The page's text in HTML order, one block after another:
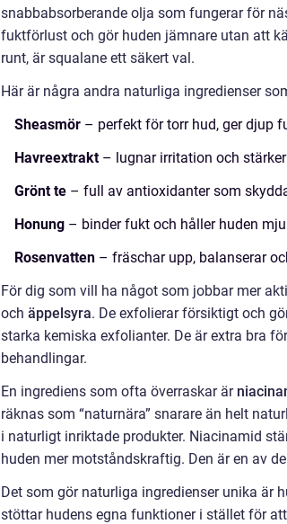
snabbabsorberande olja som fungerar för
fuktförlust och gör huden jämnare utan att
runt, är squalane ett säkert val.
Här är några andra naturliga ingredienser
Sheasmör – perfekt för torr hud, ger djup
Havreextrakt– lugnar irritation och
Grönt te – full av antioxidanter som
Honung – binder fukt och håller huden
Rosenvatten – fräschar upp, balanserar
För dig som vill ha något som jobbar mer
och äppelsyra. De exfolierar försiktigt och
starka kemiska exfolianter. De är extra bra
behandlingar.
En ingrediens som ofta överraskar är
räknas som “naturnära” snarare än helt
i naturligt inriktade produkter. Niacinamid
huden mer motståndskraftig. Den är en av
Det som gör naturliga ingredienser unika är
stöttar hudens egna funktioner i stället för